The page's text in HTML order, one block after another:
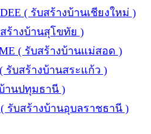
( รับสร้างบ้านเชียงใหม่ )
ร้างบ้านสุโขทัย )
( รับสร้างบ้านแม่สอด )
รับสร้างบ้านสระแก้ว )
บ้านปทุมธานี )
รับสร้างบ้านอุบลราชธานี )